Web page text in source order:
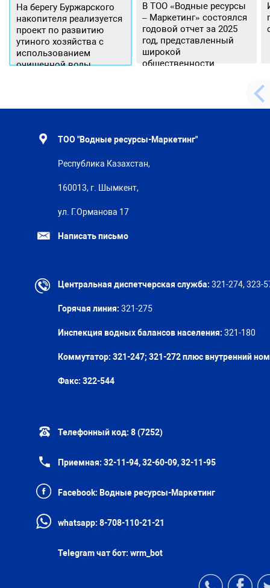
На берегу Буржарского
накопителя реализуется
проект по развитию
утиного хозяйства с
использованием
очищенной воды
В ТОО «Водные ресурсы
– Маркетинг» состоялся
годовой отчет за 2025
год, представленный
широкой
общественности.
ТОО "Водные ресурсы-Маркетинг"
Республика Казахстан,
160013, г. Шымкент,
ул. Г.Орманова 17
Написать письмо
Центральная диспетчерская служба: 321-274, 323-
Горячая линия: 321-275
Инспекция водных балансов населения: 321-180
Коммутатор: 321-247; 321-272 плюс внутренний
Факс: 322-544
Телефонный код: 8 (7252)
Приемная: 32-11-94, 32-60-09, 32-11-95
Facebook: Водные ресурсы-Маркетинг
whatsapp: 8-708-110-21-21
Telegram чат бот: wrm_bot